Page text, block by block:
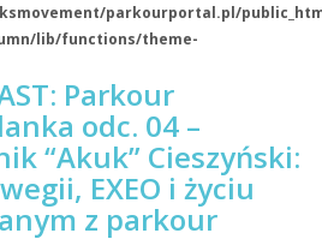
parkourportal.pl/
lib/functions/theme-
Parkour
odc. 04 –
“Akuk” Cieszyński:
EXEO i życiu
z parkour